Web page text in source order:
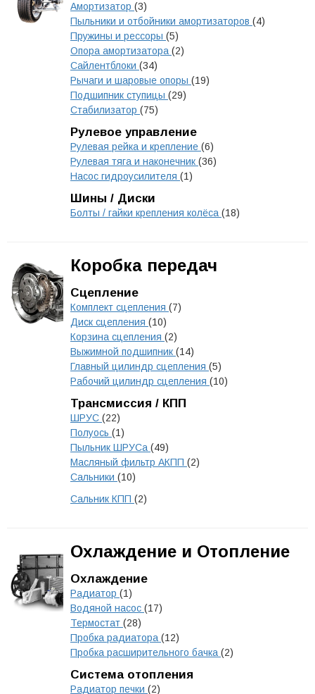
Амортизатор (3)
Пыльники и отбойники амортизаторов (4)
Пружины и рессоры (5)
Опора амортизатора (2)
Сайлентблоки (34)
Рычаги и шаровые опоры (19)
Подшипник ступицы (29)
Стабилизатор (75)
Рулевое управление
Рулевая рейка и крепление (6)
Рулевая тяга и наконечник (36)
Насос гидроусилителя (1)
Шины / Диски
Болты / гайки крепления колёса (18)
Коробка передач
Сцепление
Комплект сцепления (7)
Диск сцепления (10)
Корзина сцепления (2)
Выжимной подшипник (14)
Главный цилиндр сцепления (5)
Рабочий цилиндр сцепления (10)
Трансмиссия / КПП
ШРУС (22)
Полуось (1)
Пыльник ШРУСа (49)
Масляный фильтр АКПП (2)
Сальники (10)
Сальник КПП (2)
Охлаждение и Отопление
Охлаждение
Радиатор (1)
Водяной насос (17)
Термостат (28)
Пробка радиатора (12)
Пробка расширительного бачка (2)
Система отопления
Радиатор печки (2)